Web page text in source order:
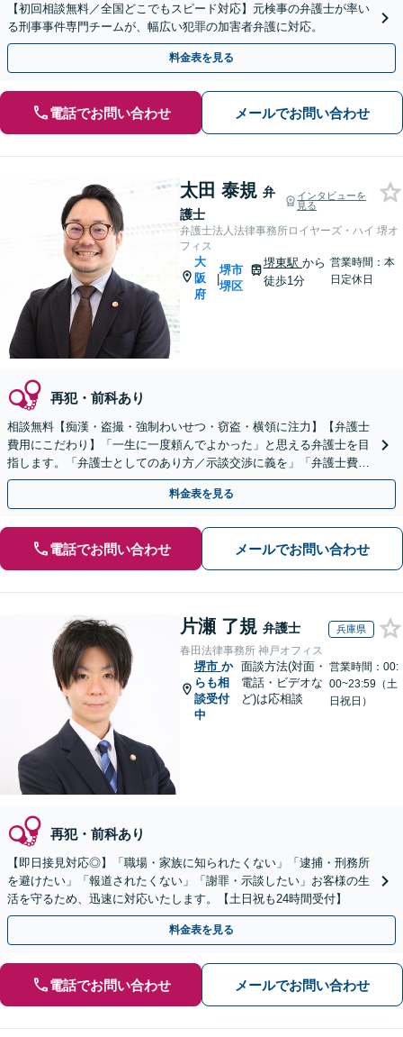
【初回相談無料／全国どこでもスピード対応】元検事の弁護士が率い
る刑事事件専門チームが、幅広い犯罪の加害者弁護に対応。
料金表を見る
電話でお問い合わせ メールでお問い合わせ
太田 泰規 弁
護士
インタビューを
見る
弁護士法人法律事務所ロイヤーズ・ハイ 堺オ
フィス
大
阪
府
|
堺市
堺区
堺東駅 から
徒歩1分
営業時間：本
日定休日
再犯・前科あり
相談無料【痴漢・盗撮・強制わいせつ・窃盗・横領に注力】【弁護士
費用にこだわり】「一生に一度頼んでよかった」と思える弁護士を目
指します。「弁護士としてのあり方／示談交渉に義を」「弁護士費用
にこだわる」依頼者さまに寄り添った金額設定
料金表を見る
電話でお問い合わせ メールでお問い合わせ
片瀬 了規 弁護士 兵庫県
春田法律事務所 神戸オフィス
堺市 か
らも相
談受付
中
面談方法(対面・
電話・ビデオな
ど)は応相談
営業時間：00:
00~23:59（土
日祝日）
再犯・前科あり
【即日接見対応◎】「職場・家族に知られたくない」「逮捕・刑務所
を避けたい」「報道されたくない」「謝罪・示談したい」お客様の生
活を守るため、迅速に対応いたします。【土日祝も24時間受付】
料金表を見る
電話でお問い合わせ メールでお問い合わせ